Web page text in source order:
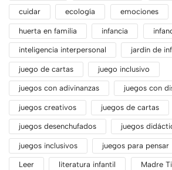
cuidar ecología emociones
huerta en familia infancia
inteligencia interpersonal jardín de
juego de cartas juego inclusivo
juegos con adivinanzas juegos con
juegos creativos juegos de cartas
juegos desenchufados juegos
juegos inclusivos juegos para pensar
Leer literatura infantil Madre